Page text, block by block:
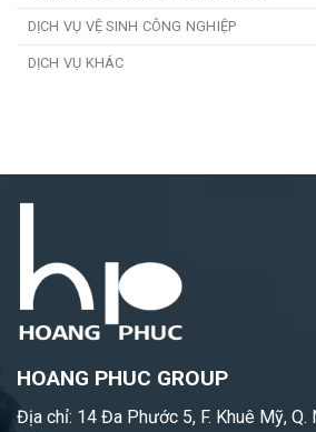
DỊCH VỤ VỆ SINH CÔNG NGHIỆP
DỊCH VỤ KHÁC
HOANG PHUC GROUP
Địa chỉ: 14 Đa Phước 5, F. Khuê Mỹ, Q.